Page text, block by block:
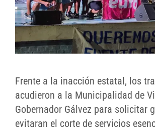
Frente a la inacción estatal, los
acudieron a la Municipalidad de
Gobernador Gálvez para solicitar
evitaran el corte de servicios